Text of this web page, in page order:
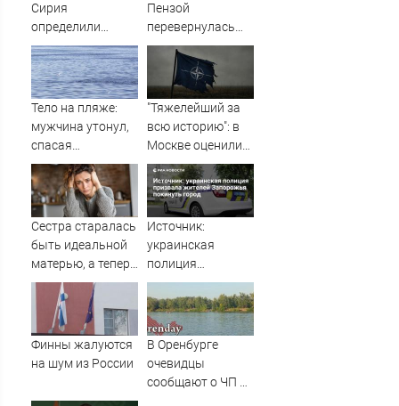
Сирия
определили
судьбу военных
баз
Пензой
перевернулась
фура - Столица58
Тело на пляже:
мужчина утонул,
спасая
маленькую дочку
09/08/2026 –
Новости
"Тяжелейший за
всю историю": в
Москве оценили
масштаб кризиса
в НАТО
Сестра старалась
быть идеальной
матерью, а теперь
рыдает, потому
что у дочери к ней
куча претензий
Источник:
украинская
полиция
призвала
жителей
Запорожья
покинуть город
Финны жалуются
на шум из России
В Оренбурге
очевидцы
сообщают о ЧП на